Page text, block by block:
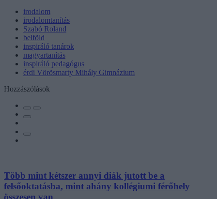
irodalom
irodalomtanítás
Szabó Roland
belföld
inspiráló tanárok
magyartanítás
inspiráló pedagógus
érdi Vörösmarty Mihály Gimnázium
Hozzászólások
Több mint kétszer annyi diák jutott be a
felsőoktatásba, mint ahány kollégiumi férőhely
összesen van